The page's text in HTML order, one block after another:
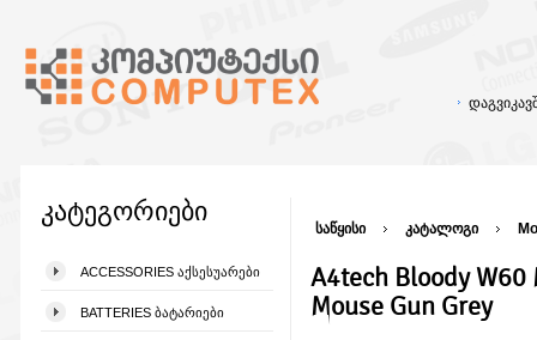
კატეგორიები
ACCESSORIES ᲐᲥᲡᲔᲡᲣᲐᲠᲔᲑᲘ
BATTERIES ᲑᲐᲢᲐᲠᲘᲔᲑᲘ
საწყისი კატალოგი
A4tech Bloody W60
Mouse Gun Grey